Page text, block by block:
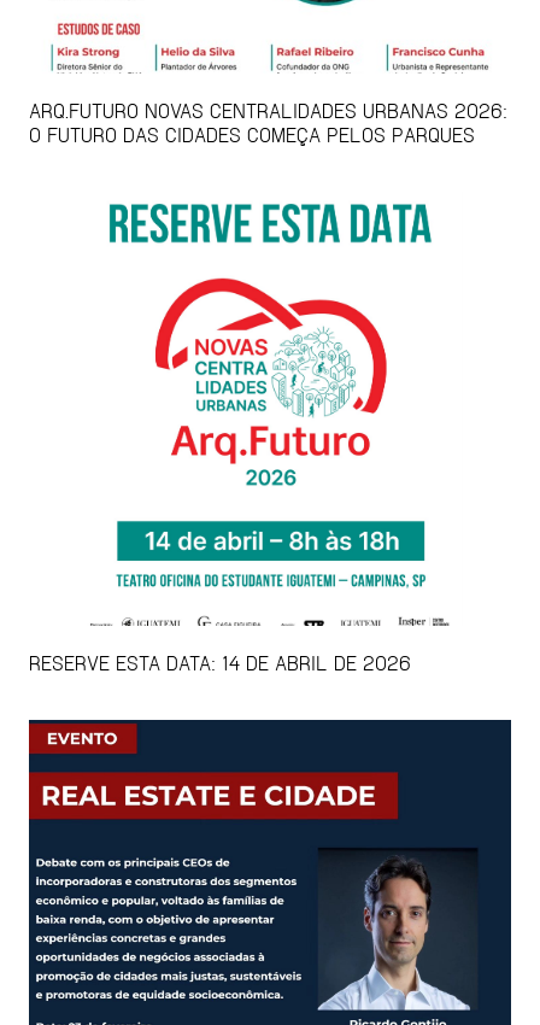
ARQ.FUTURO NOVAS CENTRALIDADES URBANAS 2026:
O FUTURO DAS CIDADES COMEÇA PELOS PARQUES
RESERVE ESTA DATA: 14 DE ABRIL DE 2026